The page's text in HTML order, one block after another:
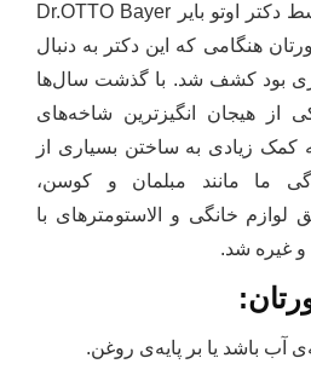
شرکت تحقیقاتی بایر توسط دکتر اوتو بایر Dr.OTTO Bayer
هنگامی که این دکتر به دنبال
بود کشف شد. با گذشت سال‌ها
از هیجان انگیزترین شاخه‌های
کمک زیادی به ساختن بسیاری از
ما مانند مبلمان و کوسن،
لوازم خانگی و الاستومترهای با
غیره شد.
آب باشد یا بر پایه‌ی روغن.